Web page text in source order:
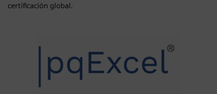
certificación global.